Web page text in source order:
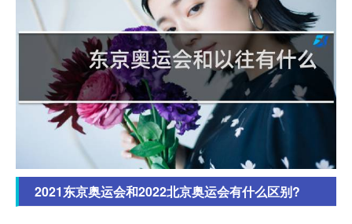
2021东京奥运会和2022北京奥运会有什么区别?